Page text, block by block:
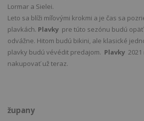
Lormar a Sielei.
Leto sa blíži míľovými krokmi a je čas sa
plavkách. Plavky pre túto sezónu budú
odvážne. Hitom budú bikini, ale klasické
plavky budú vévédit predajom. Plavky
nakupovať už teraz.
župany